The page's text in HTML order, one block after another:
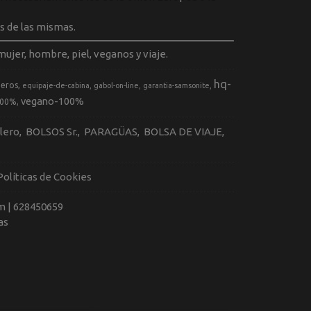
de las mismas.
hombre, piel, veganos y viaje.
equipaje-de-cabina gabol-on-line garantia-samsonite
hq-
vegano-100%
BOLSOS Sr. PARAGÜAS
BOLSA DE VIAJE
de Cookies
| 628450659